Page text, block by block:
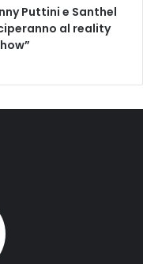
Puttini e Santhel
al reality